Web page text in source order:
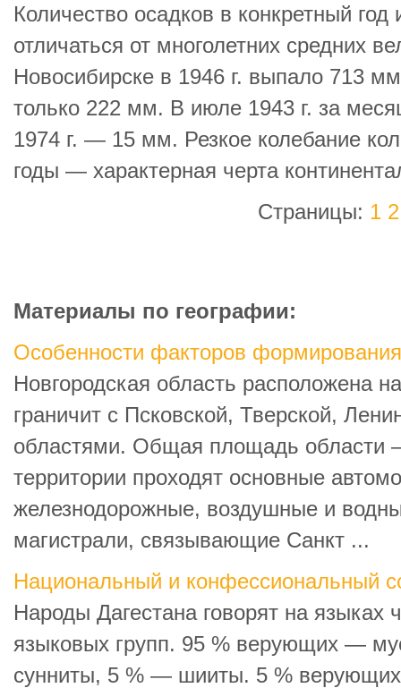
Количество осадков в конкретный
отличаться от многолетних средних
Новосибирске в 1946 г. выпало 713
только 222 мм. В июле 1943 г. за
1974 г. — 15 мм. Резкое колебание
годы — характерная черта
Страницы: 1 2
Материалы по географии:
Особенности факторов формирования
Новгородская область расположена
граничит с Псковской, Тверской,
областями. Общая площадь области
территории проходят основные
железнодорожные, воздушные и
магистрали, связывающие Санкт ...
Национальный и конфессиональный
Народы Дагестана говорят на языках
языковых групп. 95 % верующих —
сунниты, 5 % — шииты. 5 %